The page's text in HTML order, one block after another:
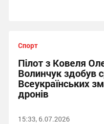
Спорт
Пілот з Ковеля
Волинчук здобув
Всеукраїнських
дронів
15:33, 6.07.2026